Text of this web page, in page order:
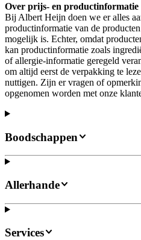
Over prijs- en productinformatie
Bij Albert Heijn doen we er alles
productinformatie van de
mogelijk is. Echter, omdat
kan productinformatie zoals
of allergie-informatie geregeld
om altijd eerst de verpakking te
nuttigen. Zijn er vragen of
opgenomen worden met onze
Boodschappen
Allerhande
Services